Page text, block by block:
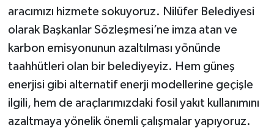
aracımızı hizmete sokuyoruz. Nilüfer Belediyesi
olarak Başkanlar Sözleşmesi’ne imza atan ve
karbon emisyonunun azaltılması yönünde
taahhütleri olan bir belediyeyiz. Hem güneş
enerjisi gibi alternatif enerji modellerine geçişle
ilgili, hem de araçlarımızdaki fosil yakıt kullanımını
azaltmaya yönelik önemli çalışmalar yapıyoruz.